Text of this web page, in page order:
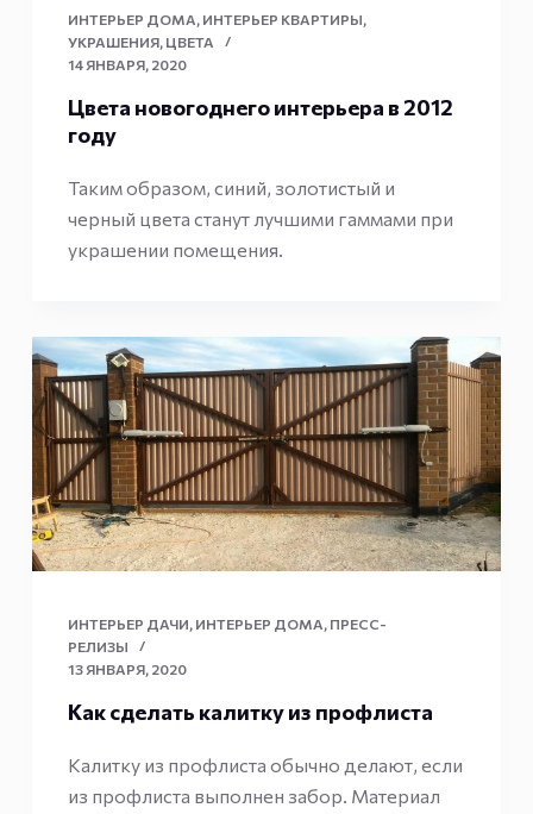
ИНТЕРЬЕР ДОМА, ИНТЕРЬЕР КВАРТИРЫ,
УКРАШЕНИЯ, ЦВЕТА
14 ЯНВАРЯ, 2020
Цвета новогоднего интерьера в 2012
году
Таким образом, синий, золотистый и
черный цвета станут лучшими гаммами при
украшении помещения.
ИНТЕРЬЕР ДАЧИ, ИНТЕРЬЕР ДОМА, ПРЕСС-
РЕЛИЗЫ
13 ЯНВАРЯ, 2020
Как сделать калитку из профлиста
Калитку из профлиста обычно делают, если
из профлиста выполнен забор. Материал